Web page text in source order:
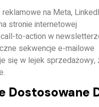
reklamowe na Meta,
stronie internetowej
to-action w
sekwencje e-mailowe
się w lejek sprzedażowy,
Dostosowane